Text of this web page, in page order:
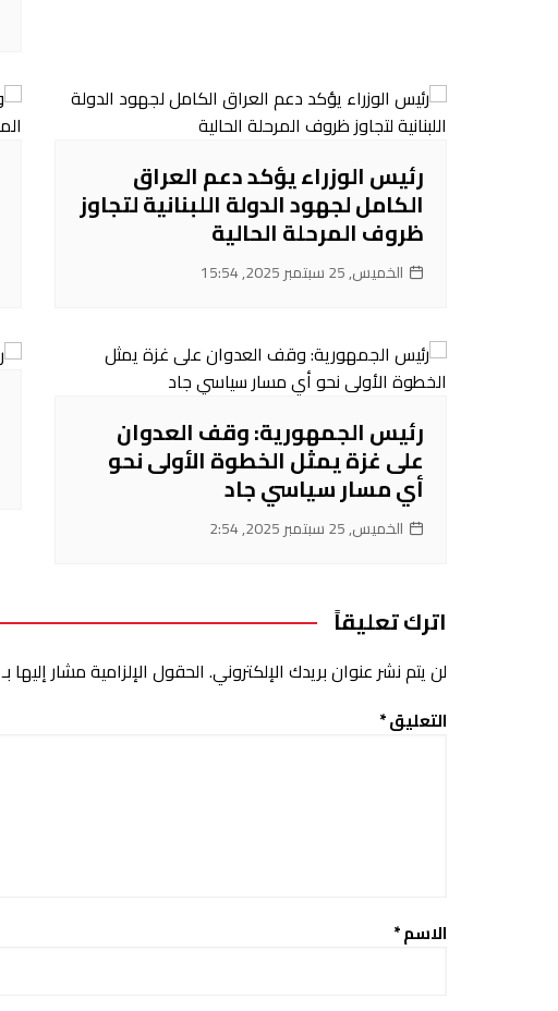
رئيس الوزراء يؤكد دعم العراق
الكامل لجهود الدولة اللبنانية لتجاوز
ظروف المرحلة الحالية
الخميس, 25 سبتمبر 2025, 15:54
رئيس الجمهورية: وقف العدوان
على غزة يمثل الخطوة الأولى نحو
أي مسار سياسي جاد
الخميس, 25 سبتمبر 2025, 2:54
اترك تعليقاً
لن يتم نشر عنوان بريدك الإلكتروني. الحقول الإلزامية مشار إليها بـ
التعليق*
الاسم*